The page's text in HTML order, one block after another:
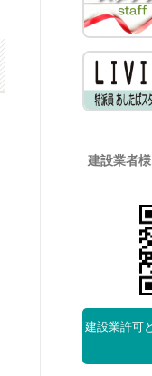
建設業者
建設業許可